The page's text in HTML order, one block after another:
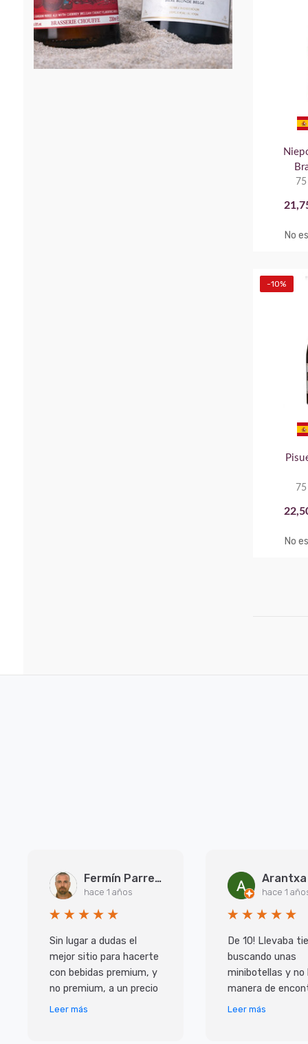
No
-10%
No
Fermín Parreño Torres
hace 1 años
Sin lugar a dudas el
mejor sitio para hacerte
con bebidas premium, y
no premium, a un precio
inmejorable. Pero lo que
Leer más
hace 1
De 10! Llevaba
buscando unas
minibotellas y no
manera de
y las que habian
Leer más